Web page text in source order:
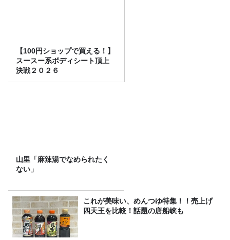
【100円ショップで買える！】
スースー系ボディシート頂上
決戦２０２６
山里「麻辣湯でなめられたく
ない」
これが美味い、めんつゆ特集！！売上げ
四天王を比較！話題の唐船峡も